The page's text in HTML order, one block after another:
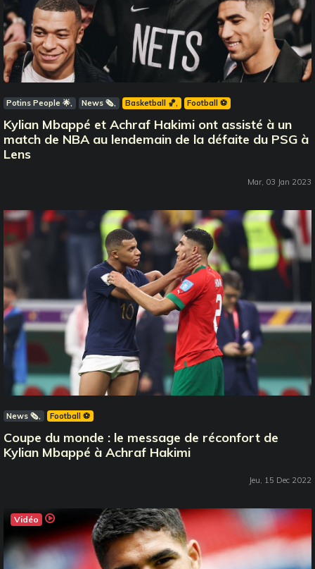
Potins People 🌟 News 🗞️ Basketball 🏀 Football ⚽️
Kylian Mbappé et Achraf Hakimi ont assisté à un
match de NBA au lendemain de la défaite du PSG à
Lens
Mar, 03 Jan 2023
News 🗞️ Football ⚽️
Coupe du monde : le message de réconfort de
Kylian Mbappé à Achraf Hakimi
Jeu, 15 Dec 2022
Vidéo